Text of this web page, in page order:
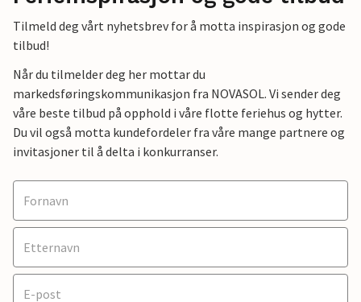
Tilmeld deg vårt nyhetsbrev for å motta inspirasjon og gode
tilbud!
Når du tilmelder deg her mottar du
markedsføringskommunikasjon fra NOVASOL. Vi sender deg
våre beste tilbud på opphold i våre flotte feriehus og hytter.
Du vil også motta kundefordeler fra våre mange partnere og
invitasjoner til å delta i konkurranser.